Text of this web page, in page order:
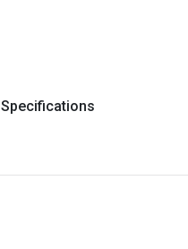
Specifications